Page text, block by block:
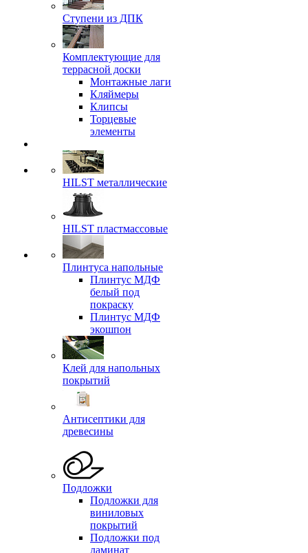
Ступени из ДПК
Комплектующие для
террасной доски
Монтажные лаги
Кляймеры
Клипсы
Торцевые
элементы
HILST металлические
HILST пластмассовые
Плинтуса напольные
Плинтус МДФ
белый под
покраску
Плинтус МДФ
экошпон
Клей для напольных
покрытий
Антисептики для
древесины
Подложки
Подложки для
виниловых
покрытий
Подложки под
ламинат